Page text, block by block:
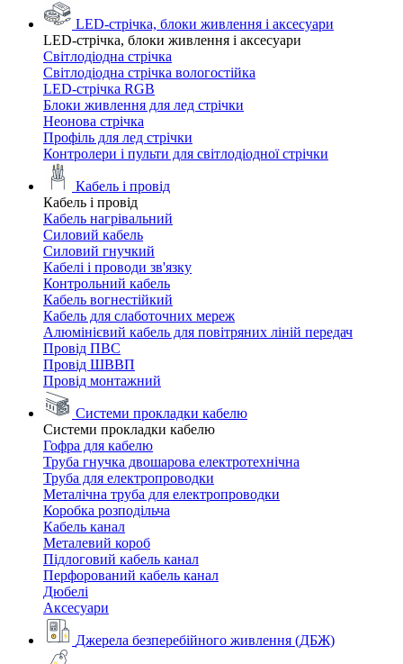
LED-стрічка, блоки живлення і аксесуари
LED-стрічка, блоки живлення і аксесуари
Світлодіодна стрічка
Світлодіодна стрічка вологостійка
LED-стрічка RGB
Блоки живлення для лед стрічки
Неонова стрічка
Профіль для лед стрічки
Контролери і пульти для світлодіодної стрічки
Кабель і провід
Кабель і провід
Кабель нагрівальний
Силовий кабель
Силовий гнучкий
Кабелі і проводи зв'язку
Контрольний кабель
Кабель вогнестійкий
Кабель для слаботочних мереж
Алюмінієвий кабель для повітряних ліній передач
Провід ПВС
Провід ШВВП
Провід монтажний
Системи прокладки кабелю
Системи прокладки кабелю
Гофра для кабелю
Труба гнучка двошарова електротехнічна
Труба для електропроводки
Металічна труба для електропроводки
Коробка розподільча
Кабель канал
Металевий короб
Підлоговий кабель канал
Перфорований кабель канал
Дюбелі
Аксесуари
Джерела безперебійного живлення (ДБЖ)